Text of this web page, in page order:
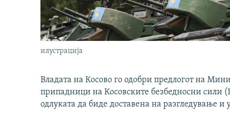
илустрација
Владата на Косово го одобри предлогот на
припадници на Косовските безбедносни сили
одлуката да биде доставена на разгледување и